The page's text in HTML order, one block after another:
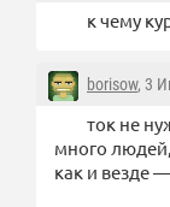
к чему
borisow, 3
ток не
много
как и везде